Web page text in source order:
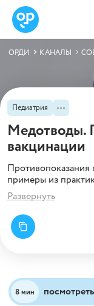
ОРДИ КАНАЛЫ
Педиатрия
Медотводы.
вакцинации
Противопоказания
примеры из
пациента.
противопоказания
Развернуть
8 мин посмотреть